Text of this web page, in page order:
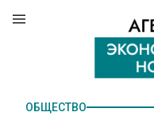
ОБЩЕСТВО